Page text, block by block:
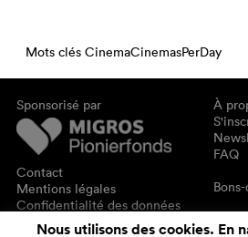
Mots clés CinemaCinemasPerDay
Sponsorisé par
Contact
Mentions légales
Confidentialité des données
À
FAQ
Nous utilisons des cookies. En